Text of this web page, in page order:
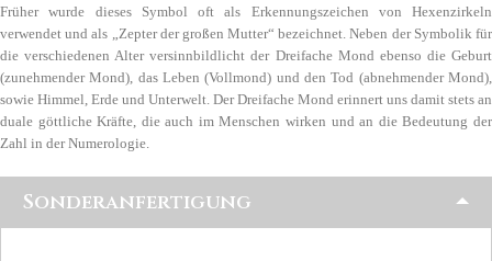
Früher wurde dieses Symbol oft als Erkennungszeichen von Hexenzirkeln
verwendet und als „Zepter der großen Mutter“ bezeichnet. Neben der Symbolik für
die verschiedenen Alter versinnbildlicht der Dreifache Mond ebenso die Geburt
(zunehmender Mond), das Leben (Vollmond) und den Tod (abnehmender Mond),
sowie Himmel, Erde und Unterwelt. Der Dreifache Mond erinnert uns damit stets an
duale göttliche Kräfte, die auch im Menschen wirken und an die Bedeutung der
Zahl in der Numerologie.
Sonderanfertigung